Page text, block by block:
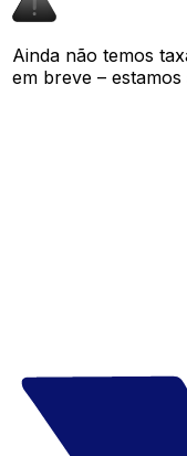
Ainda não temos
em breve –